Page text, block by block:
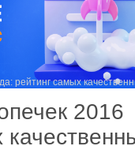
рейтинг самых
2016